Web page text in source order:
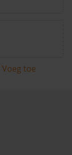
Voeg toe